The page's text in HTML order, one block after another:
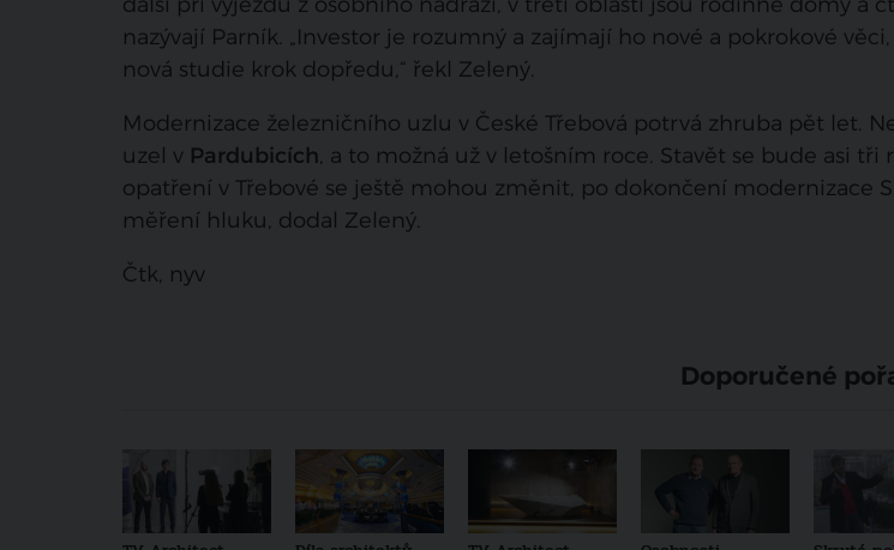
nazývají Parník. „Investor je rozumný a zajímají ho nové a pokrokové
nová studie krok dopředu,“ řekl Zelený.
Modernizace železničního uzlu v České Třebová potrvá zhruba pět let.
uzel v Pardubicích, a to možná už v letošním roce. Stavět se bude asi tři
opatření v Třebové se ještě mohou změnit, po dokončení modernizace
měření hluku, dodal Zelený.
Čtk, nyv
Doporučené